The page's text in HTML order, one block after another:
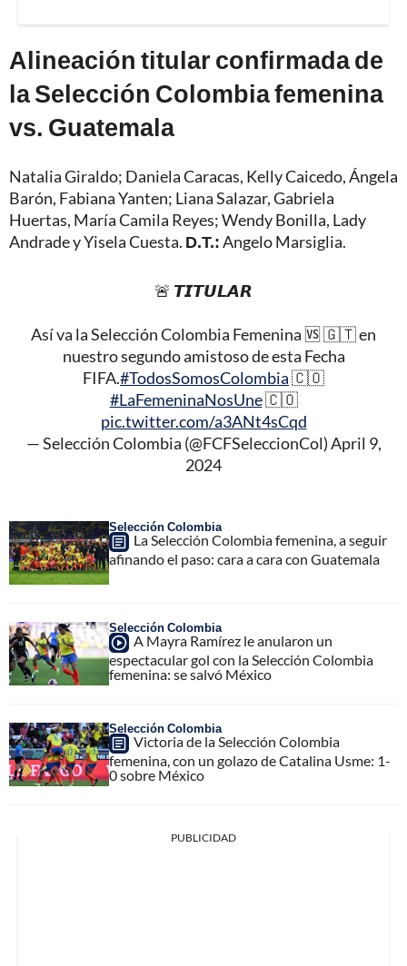
Alineación titular confirmada de
la Selección Colombia femenina
vs. Guatemala
Natalia Giraldo; Daniela Caracas, Kelly Caicedo, Ángela
Barón, Fabiana Yanten; Liana Salazar, Gabriela
Huertas, María Camila Reyes; Wendy Bonilla, Lady
Andrade y Yisela Cuesta. D.T.:Angelo Marsiglia.
🚨 𝙏𝙄𝙏𝙐𝙇𝘼𝙍
Así va la Selección Colombia Femenina 🆚 🇬🇹 en
nuestro segundo amistoso de esta Fecha
FIFA.#TodosSomosColombia🇨🇴
#LaFemeninaNosUne🇨🇴
pic.twitter.com/a3ANt4sCqd
— Selección Colombia (@FCFSeleccionCol)April 9,
2024
Selección Colombia
La Selección Colombia femenina, a seguir
afinando el paso: cara a cara con Guatemala
Selección Colombia
A Mayra Ramírez le anularon un
espectacular gol con la Selección Colombia
femenina: se salvó México
Selección Colombia
Victoria de la Selección Colombia
femenina, con un golazo de Catalina Usme: 1-
0 sobre México
PUBLICIDAD